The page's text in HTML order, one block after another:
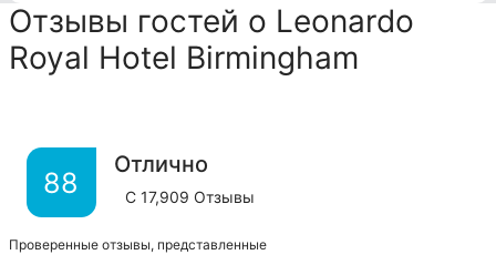
Отзывы гостей о Leonardo
Royal Hotel Birmingham
88
Отлично
С 17,909 Отзывы
Проверенные отзывы, представленные